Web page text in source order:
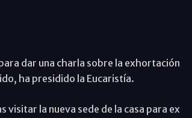
dar una charla sobre la exhortación
ha presidido la Eucaristía.
visitar la nueva sede de la casa para ex